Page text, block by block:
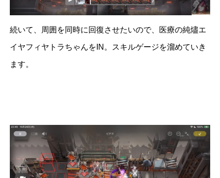
続いて、周囲を同時に回復させたいので、医療の純燼エ
イヤフィヤトラちゃんをIN。スキルゲージを溜めていき
ます。